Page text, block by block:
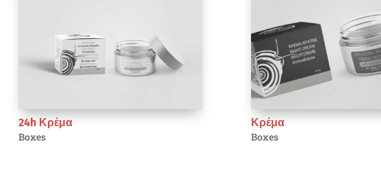
24h Κρέμα
Boxes
Κρέμα
Boxes